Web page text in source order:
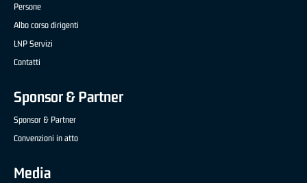
Persone
Albo corso dirigenti
LNP Servizi
Contatti
Sponsor & Partner
Sponsor & Partner
Convenzioni in atto
Media